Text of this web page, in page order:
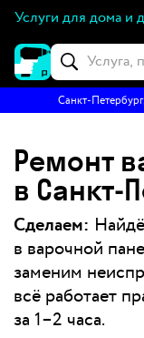
Услуги для дома и
Санкт-Петербург
Ремонт
в
Сделаем:
в варочной
заменим
всё работает
за 1–2 часа.